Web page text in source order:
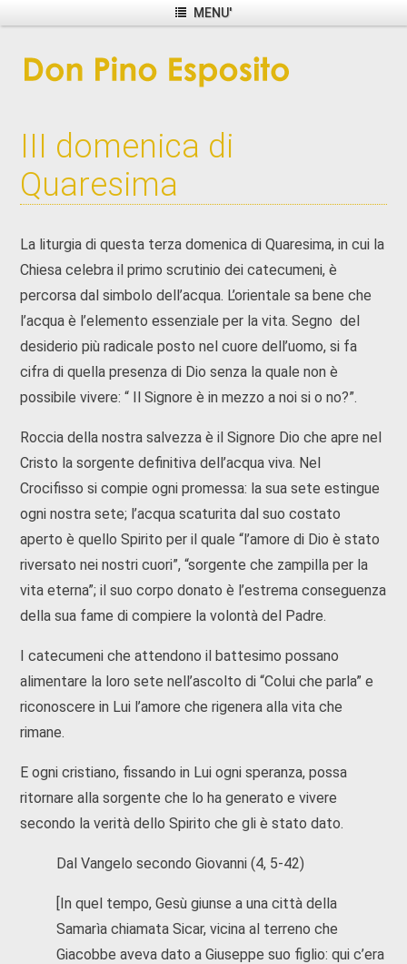
MENU'
III domenica di
Quaresima
La liturgia di questa terza domenica di Quaresima, in cui la
Chiesa celebra il primo scrutinio dei catecumeni, è
percorsa dal simbolo dell’acqua. L’orientale sa bene che
l’acqua è l’elemento essenziale per la vita. Segno del
desiderio più radicale posto nel cuore dell’uomo, si fa
cifra di quella presenza di Dio senza la quale non è
possibile vivere: “ Il Signore è in mezzo a noi si o no?”.
Roccia della nostra salvezza è il Signore Dio che apre nel
Cristo la sorgente definitiva dell’acqua viva. Nel
Crocifisso si compie ogni promessa: la sua sete estingue
ogni nostra sete; l’acqua scaturita dal suo costato
aperto è quello Spirito per il quale “l’amore di Dio è stato
riversato nei nostri cuori”, “sorgente che zampilla per la
vita eterna”; il suo corpo donato è l’estrema conseguenza
della sua fame di compiere la volontà del Padre.
I catecumeni che attendono il battesimo possano
alimentare la loro sete nell’ascolto di “Colui che parla” e
riconoscere in Lui l’amore che rigenera alla vita che
rimane.
E ogni cristiano, fissando in Lui ogni speranza, possa
ritornare alla sorgente che lo ha generato e vivere
secondo la verità dello Spirito che gli è stato dato.
Dal Vangelo secondo Giovanni (4, 5-42)
[In quel tempo, Gesù giunse a una città della
Samarìa chiamata Sicar, vicina al terreno che
Giacobbe aveva dato a Giuseppe suo figlio: qui c’era